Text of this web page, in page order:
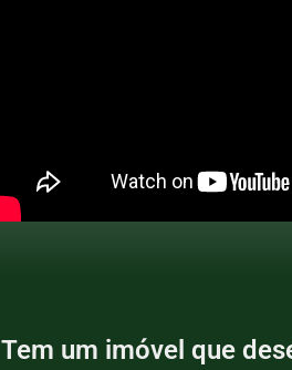
Tem um imóvel que